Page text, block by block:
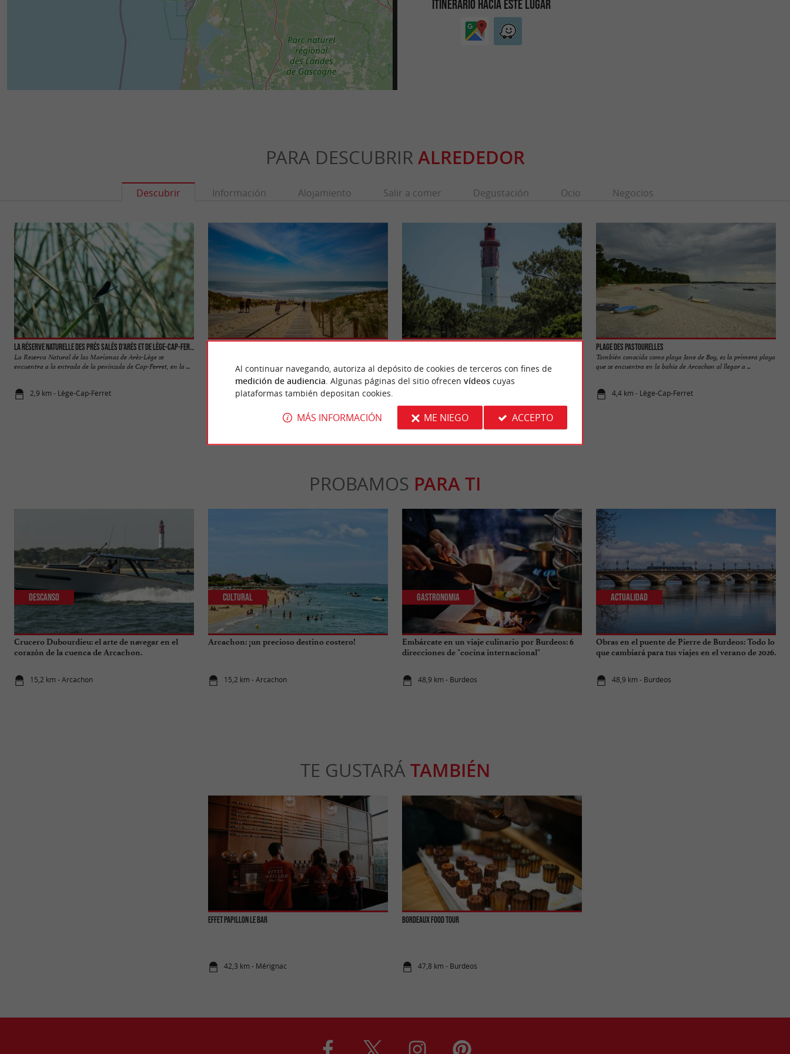
ITINERARIO HACIA ESTE LUGAR
PARA DESCUBRIR ALREDEDOR
Descubrir Información Alojamiento Salir a comer Degustación Ocio Negocios
La réserve naturelle des Prés Salés d'Arès et de Lège-Cap-Ferret
La Reserva Natural de las Marismas de Arès-Lège se
encuentra a la entrada de la península de Cap-Ferret, en la ...
2,9 km - Lège-Cap-Ferret
del pueblo de Lège, es un lugar popular entre los ...
3,4 km - Lège-Cap-Ferret
Gironda, pero ha logrado conservar su carácter salvaje y ...
Plage des Pastourelles
También conocida como playa Jane de Boy, es la primera playa
que se encuentra en la bahía de Arcachon al llegar a ...
4,4 km - Lège-Cap-Ferret
PROBAMOS PARA TI
Crucero Dubourdieu: el arte de navegar en el
corazón de la cuenca de Arcachon.
15,2 km - Arcachon
Descanso
Arcachon: ¡un precioso destino costero!
15,2 km - Arcachon
Cultural
Embárcate en un viaje culinario por Burdeos: 6
direcciones de "cocina internacional"
48,9 km - Burdeos
Gastronomia
Obras en el puente de Pierre de Burdeos: Todo lo
que cambiará para tus viajes en el verano de 2026.
48,9 km - Burdeos
Actualidad
TE GUSTARÁTAMBIÉN
Effet Papillon Le Bar
42,3 km - Mérignac
Bordeaux Food Tour
47,8 km - Burdeos
Al continuar navegando, autoriza al depósito de cookies de terceros con fines de
medición de audiencia . Algunas páginas del sitio ofrecen vídeoscuyas
plataformas también depositan cookies.
MÁS INFORMACIÓN ME NIEGO ACCEPTO